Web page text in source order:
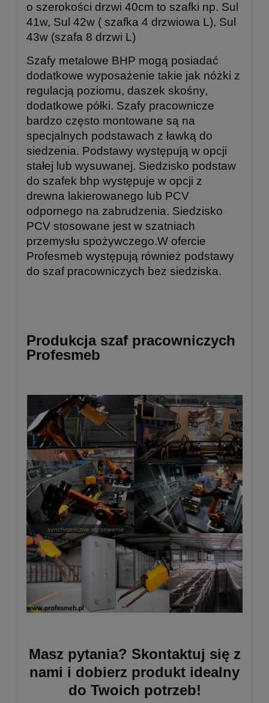
o szerokości drzwi 40cm to szafki np. Sul
41w, Sul 42w ( szafka 4 drzwiowa L), Sul
43w (szafa 8 drzwi L)
Szafy metalowe BHP mogą posiadać
dodatkowe wyposażenie takie jak nóżki z
regulacją poziomu, daszek skośny,
dodatkowe półki. Szafy pracownicze
bardzo często montowane są na
specjalnych podstawach z ławką do
siedzenia. Podstawy występują w opcji
stałej lub wysuwanej. Siedzisko podstaw
do szafek bhp występuje w opcji z
drewna lakierowanego lub PCV
odpornego na zabrudzenia. Siedzisko
PCV stosowane jest w szatniach
przemysłu spożywczego.W ofercie
Profesmeb występują również podstawy
do szaf pracowniczych bez siedziska.
Produkcja szaf pracowniczych
Profesmeb
Masz pytania? Skontaktuj się z
nami i dobierz produkt idealny
do Twoich potrzeb!